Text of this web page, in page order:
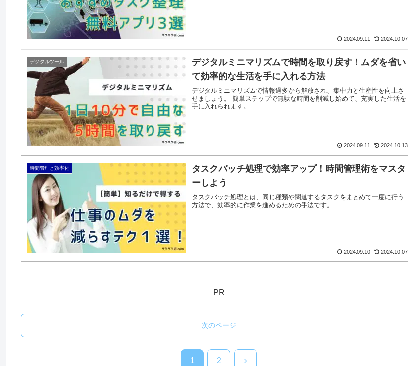
2024.09.11 2024.10.07
デジタルツール
デジタルミニマリズムで時間を取り戻す！ムダを省い
て効率的な生活を手に入れる方法
デジタルミニマリズムで情報過多から解放され、集中力と生産性を向上さ
せましょう。 簡単ステップで無駄な時間を削減し始めて、充実した生活を
手に入れられます。
2024.09.11 2024.10.13
時間管理と効率化
タスクバッチ処理で効率アップ！時間管理術をマスタ
ーしよう
タスクバッチ処理とは、同じ種類や関連するタスクをまとめて一度に行う
方法で、効率的に作業を進めるための手法です。
2024.09.10 2024.10.07
PR
次のページ
1 2 次